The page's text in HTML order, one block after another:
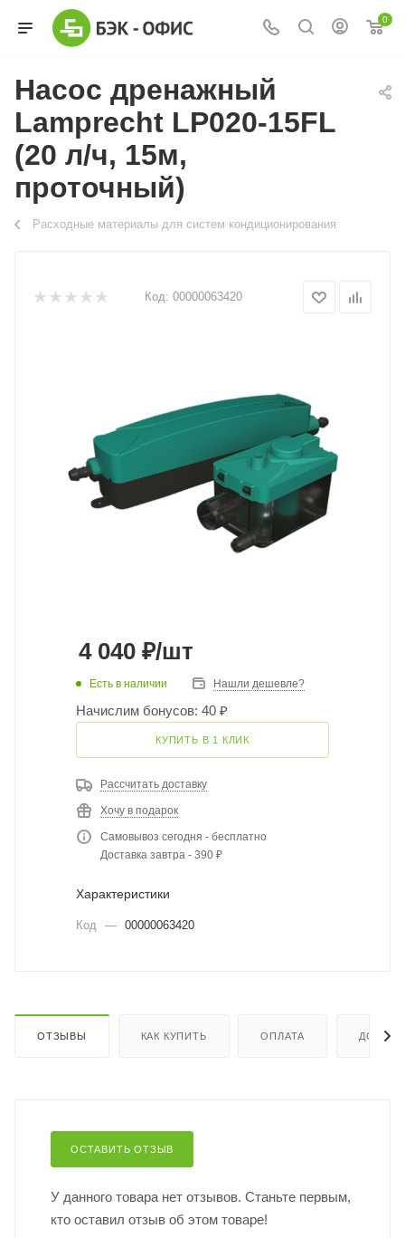
0
Насос дренажный
Lamprecht LP020-15FL
(20 л/ч, 15м,
проточный)
Расходные материалы для систем кондиционирования
Код: 00000063420
4 040 ₽/шт
Есть в наличии Нашли дешевле?
Начислим бонусов: 40 ₽
КУПИТЬ В 1 КЛИК
Рассчитать доставку
Хочу в подарок
Самовывоз сегодня - бесплатно
Доставка завтра - 390 ₽
Характеристики
Код — 00000063420
ОТЗЫВЫ КАК КУПИТЬ ОПЛАТА
ОСТАВИТЬ ОТЗЫВ
У данного товара нет отзывов. Станьте первым,
кто оставил отзыв об этом товаре!